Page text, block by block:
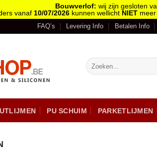
Bouwverlof: wij zijn gesloten
vanaf 10/07/2026kunnen wellicht NIETmeer
FAQ’s Levering Info Betalen Info
PU SCHUIM PARKETLIJMEN